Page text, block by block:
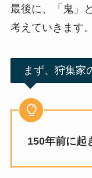
最後に、「鬼」
考えていきます。
まず、狩集
150年前に起